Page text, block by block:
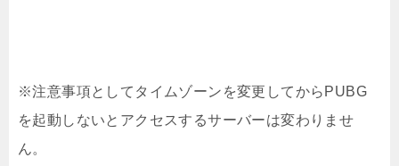
※注意事項としてタイムゾーンを変更してからPUBG
を起動しないとアクセスするサーバーは変わりませ
ん。